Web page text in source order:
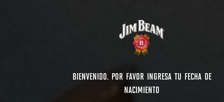
BIENVENIDO. POR FAVOR INGRESA TU FECHA DE
NACIMIENTO